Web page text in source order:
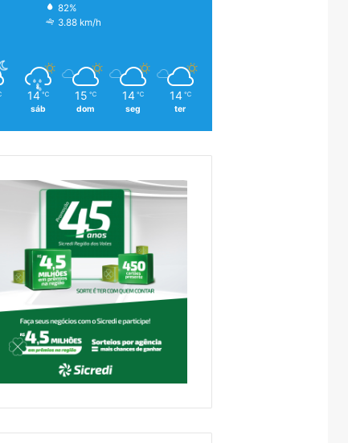
82%
3.88 km/h
14 ℃
sáb
15 ℃
dom
14 ℃
seg
14 ℃
ter